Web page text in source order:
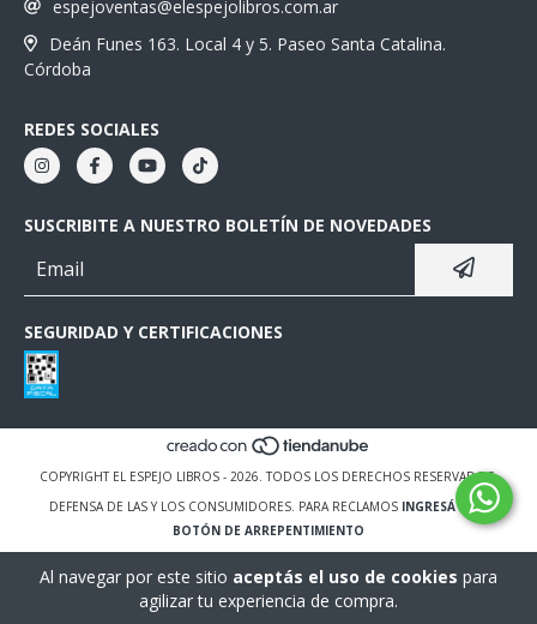
Al navegar por este sitio aceptás el uso de cookies para
agilizar tu experiencia de compra.
espejoventas@elespejolibros.com.ar
Deán Funes 163. Local 4 y 5. Paseo Santa Catalina.
Córdoba
REDES SOCIALES
SUSCRIBITE A NUESTRO BOLETÍN DE NOVEDADES
SEGURIDAD Y CERTIFICACIONES
COPYRIGHT EL ESPEJO LIBROS - 2026. TODOS LOS DERECHOS RESERVADOS.
DEFENSA DE LAS Y LOS CONSUMIDORES. PARA RECLAMOS INGRESÁ ACÁ.
BOTÓN DE ARREPENTIMIENTO